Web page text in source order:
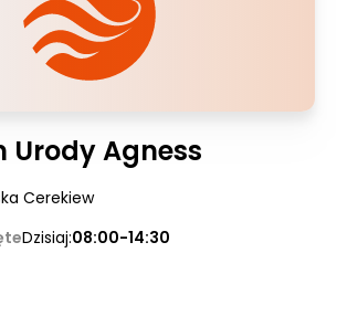
Urody Agness
Cerekiew
Dzisiaj:08:00-14:30